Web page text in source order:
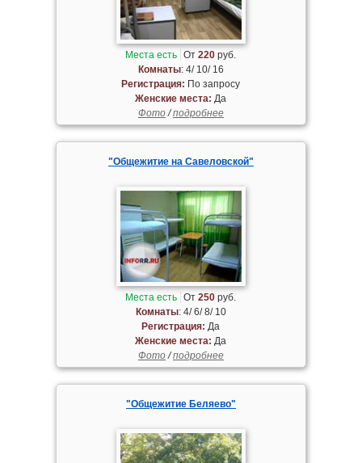
Места есть От220 руб.
Комнаты: 4/ 10/ 16
Регистрация: По запросу
Женские места: Да
Фото/подробнее
"Общежитие на Савеловской"
Места есть От250 руб.
Комнаты: 4/ 6/ 8/ 10
Регистрация: Да
Женские места: Да
Фото/подробнее
"Общежитие Беляево"